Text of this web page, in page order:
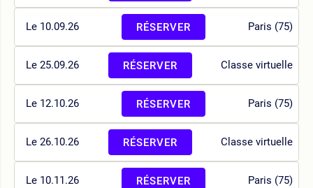
Le 10.09.26 Paris (75)
RÉSERVER
Le 25.09.26 Classe virtuelle
RÉSERVER
Le 12.10.26 Paris (75)
RÉSERVER
Le 26.10.26 Classe virtuelle
RÉSERVER
Le 10.11.26 Paris (75)
RÉSERVER